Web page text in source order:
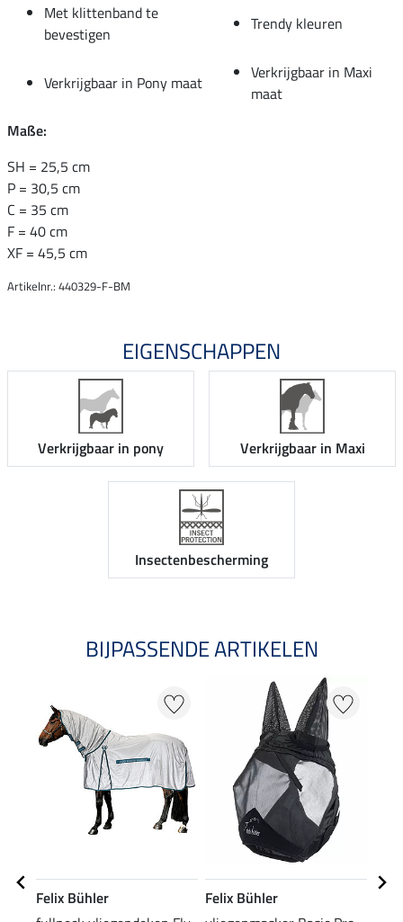
Met klittenband te
bevestigen
Trendy kleuren
Verkrijgbaar in Pony maat
Verkrijgbaar in Maxi
maat
Maße:
SH = 25,5 cm
P = 30,5 cm
C = 35 cm
F = 40 cm
XF = 45,5 cm
Artikelnr.: 440329-F-BM
EIGENSCHAPPEN
Verkrijgbaar in pony Verkrijgbaar in Maxi
Insectenbescherming
BIJPASSENDE ARTIKELEN
Felix Bühler
Felix Bühler